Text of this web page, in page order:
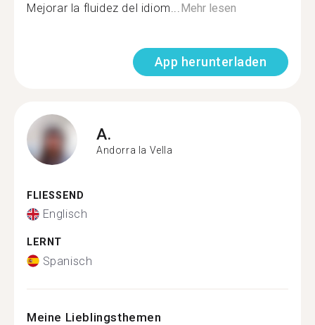
Mejorar la fluidez del idiom... Mehr lesen
App herunterladen
A.
Andorra la Vella
FLIESSEND
Englisch
LERNT
Spanisch
Meine Lieblingsthemen